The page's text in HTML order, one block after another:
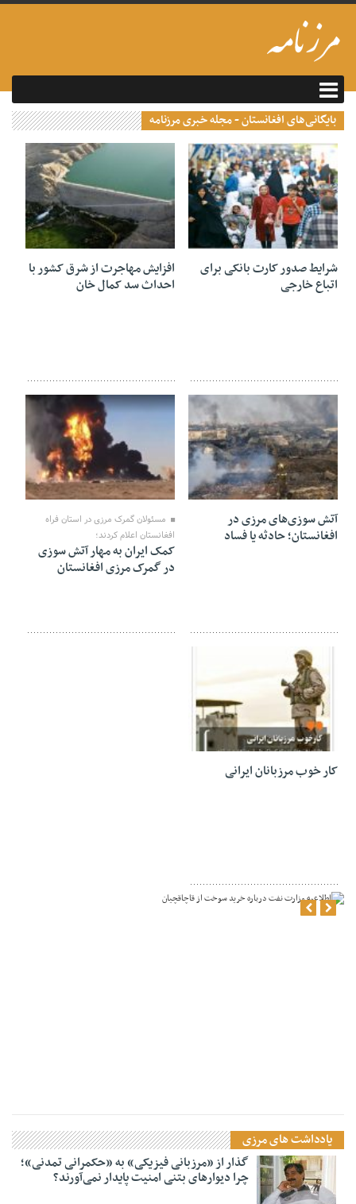
بایگانی‌های افغانستان - مجله خبری مرزنامه
21 آوریل 2021
شرایط صدور کارت بانکی برای
اتباع خارجی
31 مارس 2021
افزایش مهاجرت از شرق کشور با
احداث سد کمال خان
08 مارس 2021
آتش سوزی‌های مرزی در
افغانستان؛ حادثه یا فساد
07 مارس 2021
مسئولان گمرک مرزی در استان فراه
افغانستان اعلام کردند؛
کمک ایران به مهار آتش سوزی
در گمرک مرزی افغانستان
31 ژانویه 2021
کار خوب مرزبانان ایرانی
یادداشت های مرزی
گذار از «مرزبانی فیزیکی» به «حکمرانی تمدنی»؛
چرا دیوارهای بتنی امنیت پایدار نمی‌آورند؟